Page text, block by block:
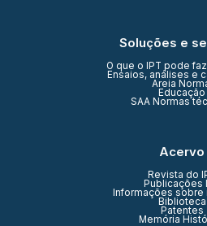
Soluções e
O que o IPT pode
Ensaios, análises e
Areia
Educação
SAA Normas
Acervo
Revista do
Publicações
Informações sobre
Biblioteca
Patentes
Memória